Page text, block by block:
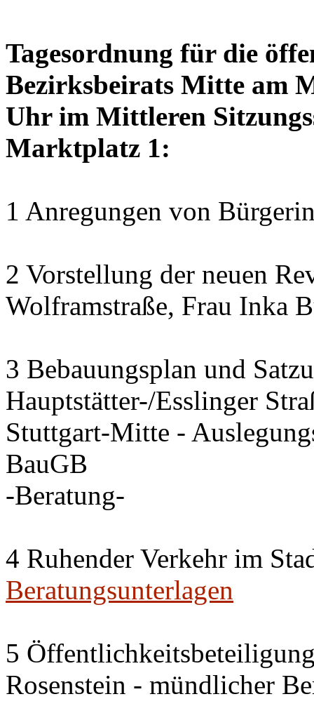
Tagesordnung für die
Bezirksbeirats Mitte am
Uhr im Mittleren
Marktplatz 1:
1 Anregungen von
2 Vorstellung der neuen
Wolframstraße, Frau Inka
3 Bebauungsplan und
Hauptstätter-/Esslinger
Stuttgart-Mitte -
BauGB
-Beratung-
4 Ruhender Verkehr im
Beratungsunterlagen
5
Rosenstein - mündlicher